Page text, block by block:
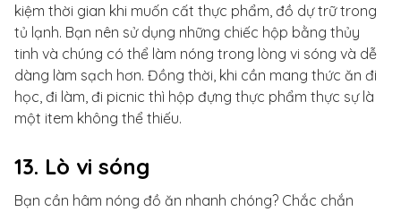
kiệm thời gian khi muốn cất thực phẩm, đồ dự trữ trong
tủ lạnh. Bạn nên sử dụng những chiếc hộp bằng thủy
tinh và chúng có thể làm nóng trong lòng vi sóng và dễ
dàng làm sạch hơn. Đồng thời, khi cần mang thức ăn đi
học, đi làm, đi picnic thì hộp đựng thực phẩm thực sự là
một item không thể thiếu.
13. Lò vi sóng
Bạn cần hâm nóng đồ ăn nhanh chóng? Chắc chắn